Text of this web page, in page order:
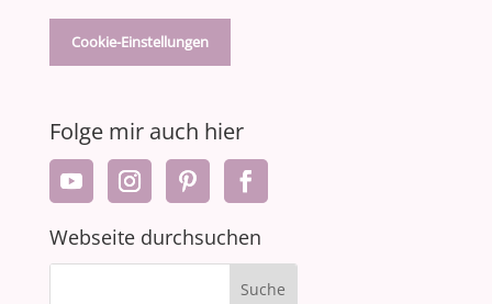
Cookie-Einstellungen
Folge mir auch hier
Webseite durchsuchen